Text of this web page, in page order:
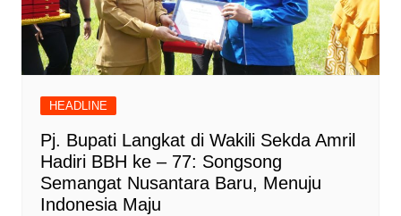
HEADLINE
Pj. Bupati Langkat di Wakili Sekda Amril
Hadiri BBH ke – 77: Songsong
Semangat Nusantara Baru, Menuju
Indonesia Maju